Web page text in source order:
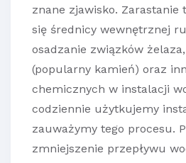
znane zjawisko. Zarastanie
się średnicy wewnętrznej
osadzanie związków
(popularny kamień) oraz
chemicznych w instalacji
codziennie użytkujemy
zauważymy tego procesu.
zmniejszenie przepływu